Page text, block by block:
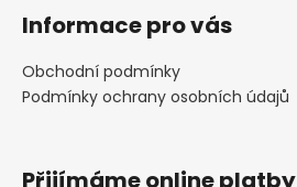
Informace pro vás
Obchodní podmínky
Podmínky ochrany osobních údajů
Přijímáme online platby